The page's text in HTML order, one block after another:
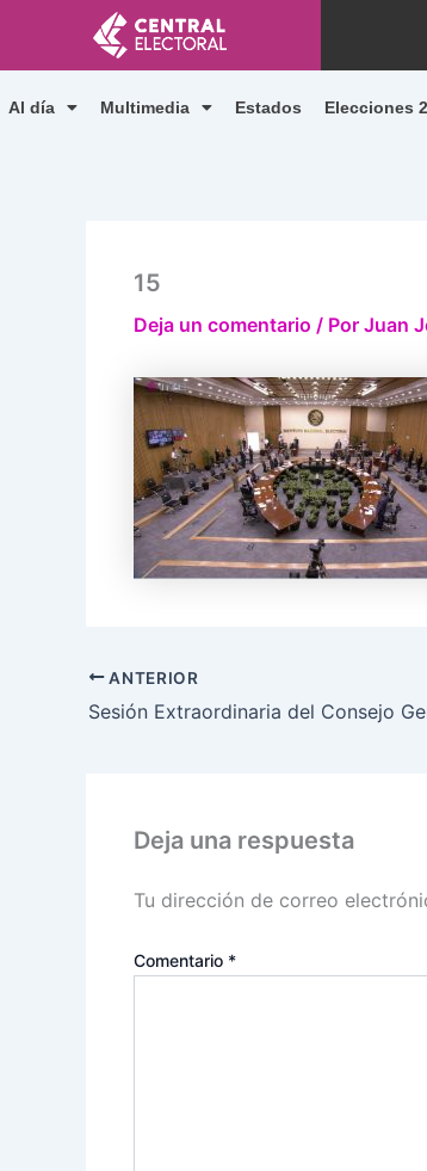
contenido
Al día Multimedia Estados Elecciones
15
Deja un comentario / Por Juan
ANTERIOR
Deja una respuesta
Tu dirección de correo
Comentario *